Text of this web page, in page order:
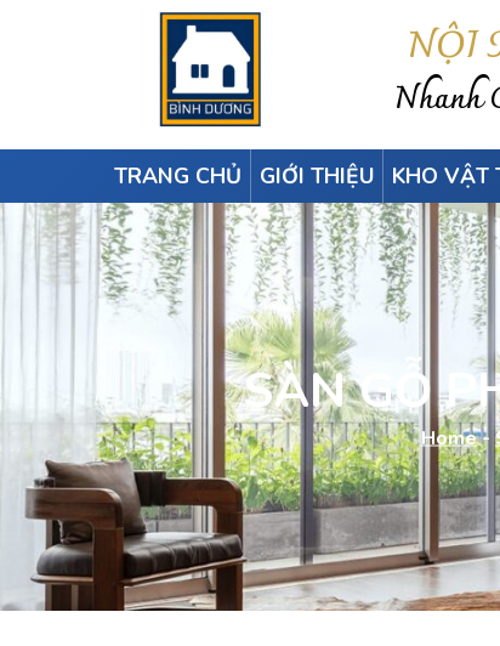
NỘI
Nhanh
TRANG CHỦ GIỚI THIỆU KHO VẬT
SÀN GỖ
Home-